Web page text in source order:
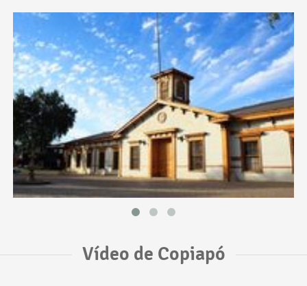
Vídeo de Copiapó